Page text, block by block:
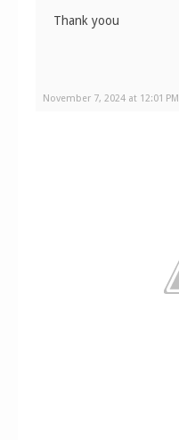
November 7, 2024 at 12:01 PM
Thank yoou